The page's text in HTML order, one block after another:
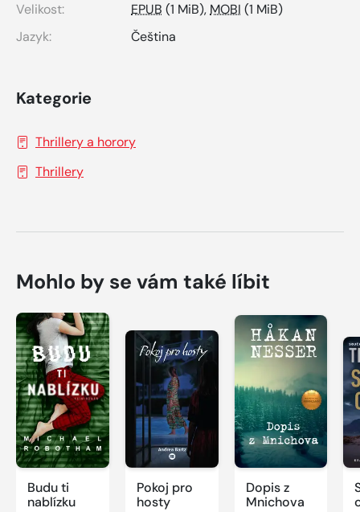
Velikost:
EPUB (1 MiB), MOBI (1 MiB)
Jazyk:
Čeština
Kategorie
Thrillery a horory
Thrillery
Mohlo by se vám také líbit
Budu ti
nablízku
Pokoj pro
hosty
Dopis z
Mnichova